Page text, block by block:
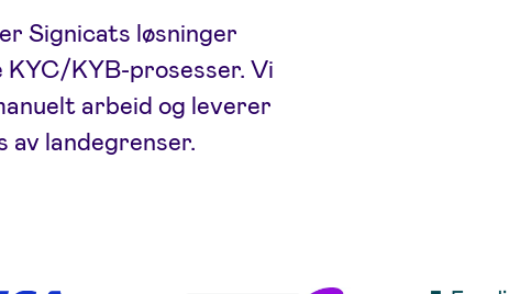
Signicats løsninger
KYB-prosesser. Vi
arbeid og leverer
av landegrenser.